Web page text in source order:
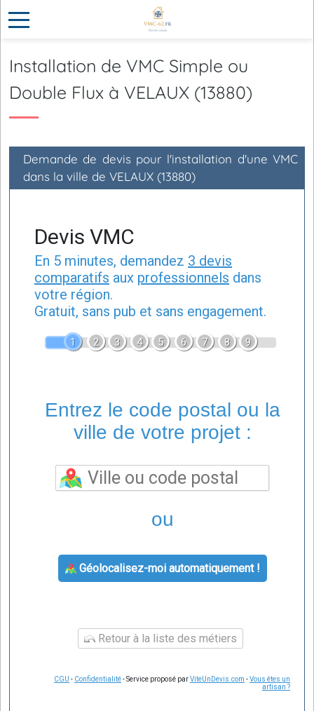
Installation de VMC Simple ou
Double Flux à VELAUX (13880)
Demande de devis pour l'installation d'une VMC
dans la ville de VELAUX (13880)
Devis VMC
En 5 minutes, demandez 3 devis
comparatifs aux professionnels dans
votre région.
Gratuit, sans pub et sans engagement.
1 2 3 4 5 6 7 8 9
Entrez le code postal ou la
ville de votre projet :
ou
Géolocalisez-moi automatiquement !
Retour à la liste des métiers
CGU - Confidentialité- Service proposé parViteUnDevis.com -Vous êtes un
artisan ?